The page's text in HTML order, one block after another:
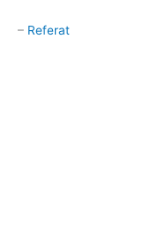
– Referat